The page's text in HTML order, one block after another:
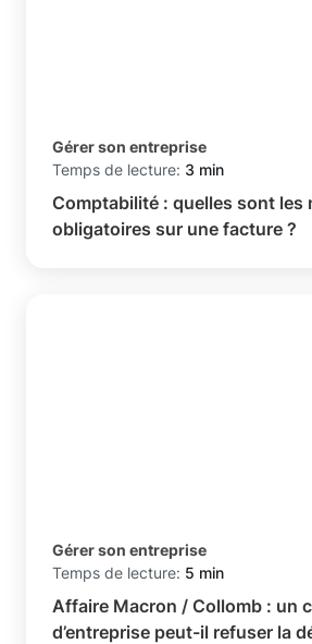
Gérer son entreprise
Temps de lecture: 3 min
Comptabilité : quelles sont les
obligatoires sur une facture ?
Gérer son entreprise
Temps de lecture: 5 min
Affaire Macron / Collomb : un
d’entreprise peut-il refuser la